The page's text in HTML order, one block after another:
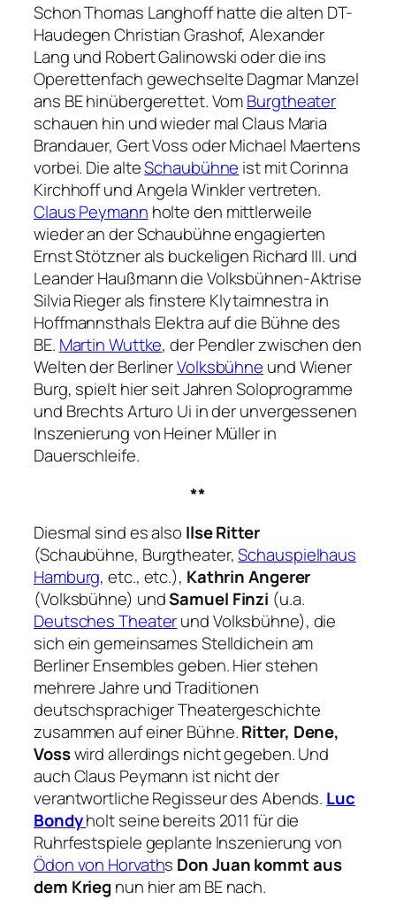
Schon Thomas Langhoff hatte die alten DT-
Haudegen Christian Grashof, Alexander
Lang und Robert Galinowski oder die ins
Operettenfach gewechselte Dagmar Manzel
ans BE hinübergerettet. VomBurgtheater
schauen hin und wieder mal Claus Maria
Brandauer, Gert Voss oder Michael Maertens
vorbei. Die alteSchaubühne ist mit Corinna
Kirchhoff und Angela Winkler vertreten.
Claus Peymann holte den mittlerweile
wieder an der Schaubühne engagierten
Ernst Stötzner als buckeligen Richard III. und
Leander Haußmann die Volksbühnen-Aktrise
Silvia Rieger als finstere Klytaimnestra in
Hoffmannsthals Elektra auf die Bühne des
BE. Martin Wuttke, der Pendler zwischen den
Welten der BerlinerVolksbühne und Wiener
Burg, spielt hier seit Jahren Soloprogramme
und Brechts Arturo Ui in der unvergessenen
Inszenierung von Heiner Müller in
Dauerschleife.
**
Diesmal sind es also Ilse Ritter
(Schaubühne, Burgtheater,Schauspielhaus
Hamburg, etc., etc.), Kathrin Angerer
(Volksbühne) undSamuel Finzi (u.a.
Deutsches Theaterund Volksbühne), die
sich ein gemeinsames Stelldichein am
Berliner Ensembles geben. Hier stehen
mehrere Jahre und Traditionen
deutschsprachiger Theatergeschichte
zusammen auf einer Bühne.Ritter, Dene,
Vosswird allerdings nicht gegeben. Und
auch Claus Peymann ist nicht der
verantwortliche Regisseur des Abends. Luc
Bondyholt seine bereits 2011 für die
Ruhrfestspiele geplante Inszenierung von
Ödon von Horvaths Don Juan kommt aus
dem Krieg nun hier am BE nach.